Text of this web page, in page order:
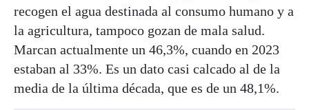
recogen el agua destinada al consumo humano y a
la agricultura, tampoco gozan de mala salud.
Marcan actualmente un 46,3%, cuando en 2023
estaban al 33%. Es un dato casi calcado al de la
media de la última década, que es de un 48,1%.